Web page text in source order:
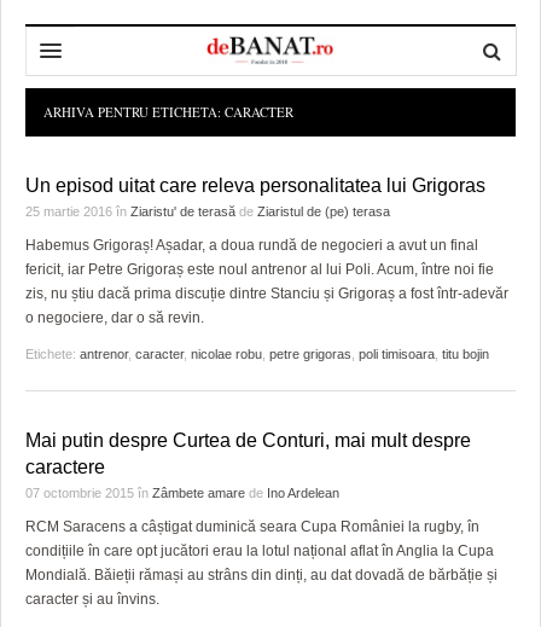
POLITICA DE COOKIES
POLITICA DE CONFIDENȚIALITATE
CONSILIUL JUDEŢEAN TIMIŞ
PREFECTURA TIMIŞ
POLITICĂ
POLITICA
SPORT
POLI TIMISOARA
FOTBAL JUDETEAN
ALTE SPORTURI
OPINII
DOSARELE DEBANAT
ETICA LUCIDITĂȚII ASISTATE
JURNAL DE CAMPANIE
ZÂMBETE AMARE
GRĂDINA TAICII DOMNULUI
ZIARISTU’ DE TERASĂ
TIMP LIBER ȘI CULTURĂ
TIMP LIBER
ULTRAMARIN VA RECOMANDA
CULTURA
CRONICĂ DE FILM
UNDE MERGEM
ECONOMIC
AFACERI
SĂNĂTATE
MAI MULTE
ACCIDENTE
ANUNŢURI
ARHIVA PENTRU ETICHETA: CARACTER
Un episod uitat care releva personalitatea lui Grigoras
25 martie 2016 în Ziaristu' de terasă de Ziaristul de (pe) terasa
Habemus Grigoraș! Așadar, a doua rundă de negocieri a avut un final
fericit, iar Petre Grigoraș este noul antrenor al lui Poli. Acum, între noi fie
zis, nu știu dacă prima discuție dintre Stanciu și Grigoraș a fost într-adevăr
o negociere, dar o să revin.
Etichete: antrenor, caracter, nicolae robu petre grigoras poli timisoara titu bojin
Mai putin despre Curtea de Conturi, mai mult despre
caractere
07 octombrie 2015 în Zâmbete amare de Ino Ardelean
RCM Saracens a câștigat duminică seara Cupa României la rugby, în
condițiile în care opt jucători erau la lotul național aflat în Anglia la Cupa
Mondială. Băieții rămași au strâns din dinți, au dat dovadă de bărbăție și
caracter și au învins.